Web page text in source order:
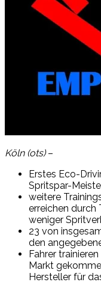
Köln (ots)–
Erstes Eco-
Spritspar-
weitere
erreichen durch
weniger
23 von
den
Fahrer
Markt
Hersteller für